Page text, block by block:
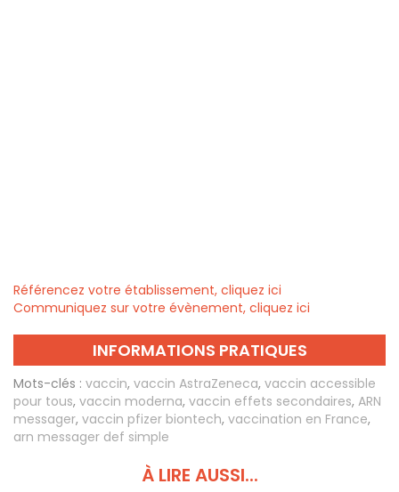
Référencez votre établissement, cliquez ici
Communiquez sur votre évènement, cliquez ici
INFORMATIONS PRATIQUES
Mots-clés : vaccin, vaccin AstraZeneca, vaccin accessible
pour tous, vaccin moderna, vaccin effets secondaires, ARN
messager, vaccin pfizer biontech, vaccination en France,
arn messager def simple
À LIRE AUSSI...